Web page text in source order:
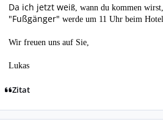
Da ich jetzt weiß, wann du kommen
"Fußgänger" werde um 11 Uhr beim Hotel
Wir freuen uns auf Sie,
Lukas
Zitat